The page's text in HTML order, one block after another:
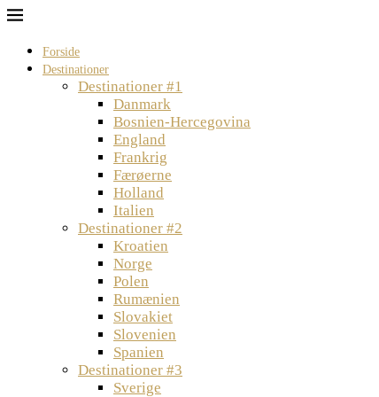
Forside
Destinationer
Destinationer #1
Danmark
Bosnien-Hercegovina
England
Frankrig
Færøerne
Holland
Italien
Destinationer #2
Kroatien
Norge
Polen
Rumænien
Slovakiet
Slovenien
Spanien
Destinationer #3
Sverige